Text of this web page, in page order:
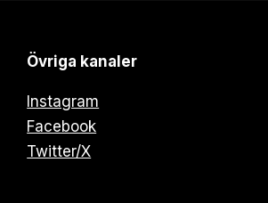
Övriga kanaler
Instagram
Facebook
Twitter/X